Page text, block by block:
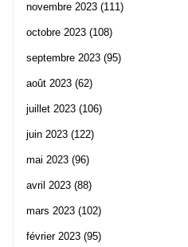
novembre 2023 (111)
octobre 2023 (108)
septembre 2023 (95)
août 2023 (62)
juillet 2023 (106)
juin 2023 (122)
mai 2023 (96)
avril 2023 (88)
mars 2023 (102)
février 2023 (95)